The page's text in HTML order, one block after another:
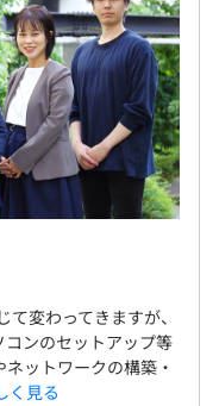
変わってきますが、
ンのセットアップ等
ットワークの構築・
く見る